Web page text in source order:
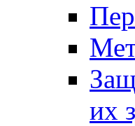
их